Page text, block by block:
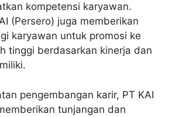
kompetensi karyawan.
(Persero) juga memberikan
karyawan untuk promosi ke
tinggi berdasarkan kinerja dan
pengembangan karir, PT KAI
tunjangan dan